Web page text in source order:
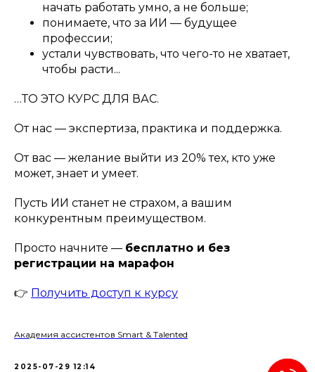
начать работать умно, а не больше;
понимаете, что за ИИ — будущее
профессии;
устали чувствовать, что чего-то не хватает,
чтобы расти...
…ТО ЭТО КУРС ДЛЯ ВАС.
От нас — экспертиза, практика и поддержка.
От вас — желание выйти из 20% тех, кто уже
может, знает и умеет.
Пусть ИИ станет не страхом, а вашим
конкурентным преимуществом.
Просто начните — бесплатно и без
регистрации на марафон
👉 Получить доступ к курсу
Академия ассистентов Smart & Talented
2025-07-29 12:14